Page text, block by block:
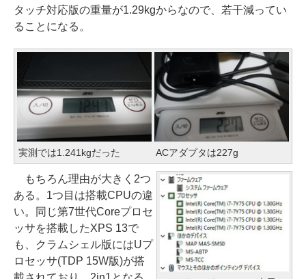
タッチ対応版の重量が1.29kgからなので、若干減ってい
ることになる。
実測では1.241kgだった ACアダプタは227g
もちろん理由が大きく2つ
ある。1つ目は搭載CPUの違
い。同じ第7世代Coreプロセ
ッサを搭載したXPS 13で
も、クラムシェル版にはUプ
ロセッサ(TDP 15W版)が搭